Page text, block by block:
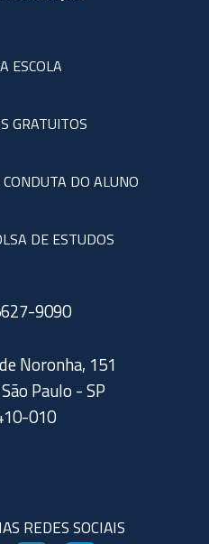
ESCOLA
GRATUITOS
DO ALUNO
DE ESTUDOS
9090
Noronha, 151
Paulo - SP
010
REDES SOCIAIS